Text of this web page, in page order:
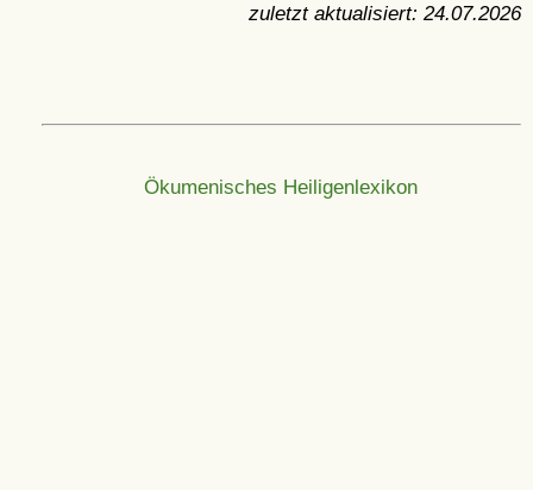
zuletzt aktualisiert: 24.07.2026
Ökumenisches Heiligenlexikon